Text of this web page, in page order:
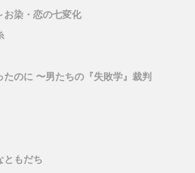
お染・恋の七変化
たのに 〜男たちの『失敗学』裁判
ともだち